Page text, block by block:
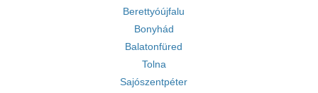
Berettyóújfalu
Bonyhád
Balatonfüred
Tolna
Sajószentpéter